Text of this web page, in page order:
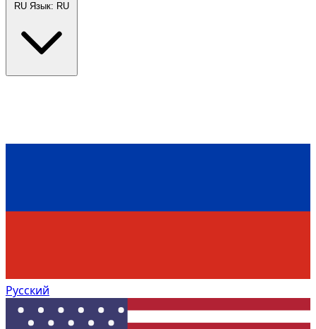
RU Язык: RU
Русский